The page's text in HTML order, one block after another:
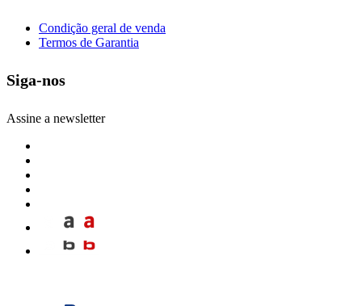
Condição geral de venda
Termos de Garantia
Siga-nos
Assine a newsletter